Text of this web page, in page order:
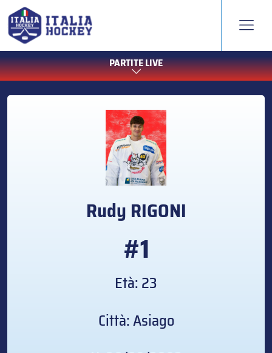
PARTITE LIVE
Rudy RIGONI
#1
Età: 23
Città: Asiago